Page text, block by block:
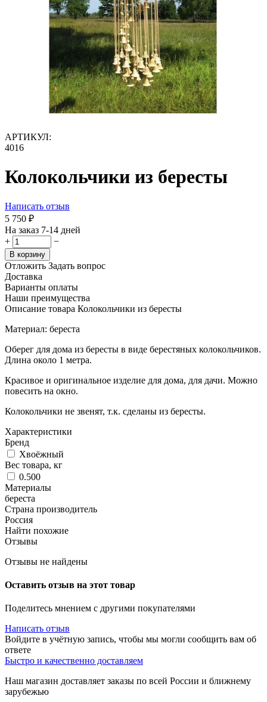
АРТИКУЛ:
4016
Колокольчики из бересты
Написать отзыв
5 750 ₽
На заказ 7-14 дней
+
−
В корзину
Отложить Задать вопрос
Доставка
Варианты оплаты
Наши преимущества
Описание товара Колокольчики из бересты
Материал: береста
Оберег для дома из бересты в виде берестяных колокольчиков.
Длина около 1 метра.
Красивое и оригинальное изделие для дома, для дачи. Можно
повесить на окно.
Колокольчики не звенят, т.к. сделаны из бересты.
Характеристики
Бренд
Хвоёжный
Вес товара, кг
0.500
Материалы
береста
Страна производитель
Россия
Найти похожие
Отзывы
Отзывы не найдены
Оставить отзыв на этот товар
Поделитесь мнением с другими покупателями
Написать отзыв
Войдите в учётную запись, чтобы мы могли сообщить вам об
ответе
Быстро и качественно доставляем
Наш магазин доставляет заказы по всей России и ближнему
зарубежью